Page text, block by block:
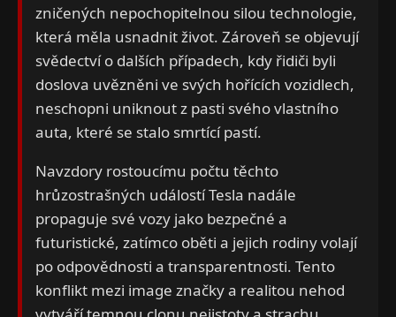
zničených nepochopitelnou silou technologie,
která měla usnadnit život. Zároveň se objevují
svědectví o dalších případech, kdy řidiči byli
doslova uvězněni ve svých hořících vozidlech,
neschopni uniknout z pasti svého vlastního
auta, které se stalo smrtící pastí.
Navzdory rostoucímu počtu těchto
hrůzostrašných událostí Tesla nadále
propaguje své vozy jako bezpečné a
futuristické, zatímco oběti a jejich rodiny volají
po odpovědnosti a transparentnosti. Tento
konflikt mezi image značky a realitou nehod